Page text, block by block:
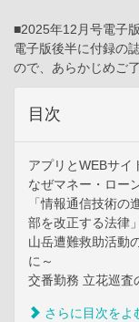
■2025年12月号電子
電子版後半に付録の
ので、あらかじめご
目次
アプリとWEBサイ
なぜマネー・ロー
「情報通信技術
部を改正する法律
山岳遭難救助活動
に～
交番勤務 立花巡査
さらに目次をよ